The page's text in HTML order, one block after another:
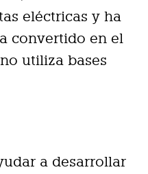
eléctricas y ha
convertido en el
utiliza bases
a desarrollar